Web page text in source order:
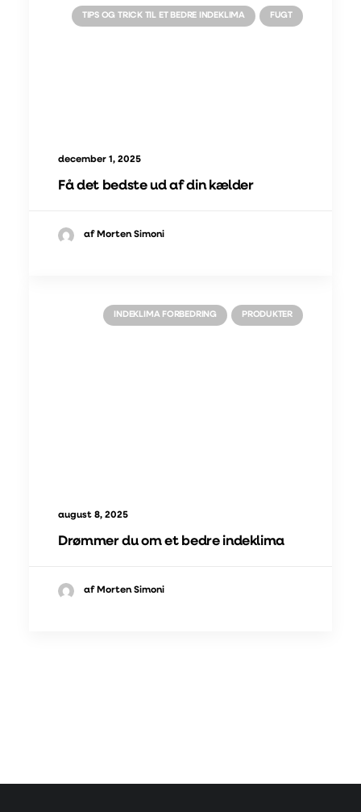
TIPS OG TRICK TIL ET BEDRE INDEKLIMA FUGT
december 1, 2025
Få det bedste ud af din kælder
af Morten Simoni
INDEKLIMA FORBEDRING PRODUKTER
august 8, 2025
Drømmer du om et bedre indeklima
af Morten Simoni